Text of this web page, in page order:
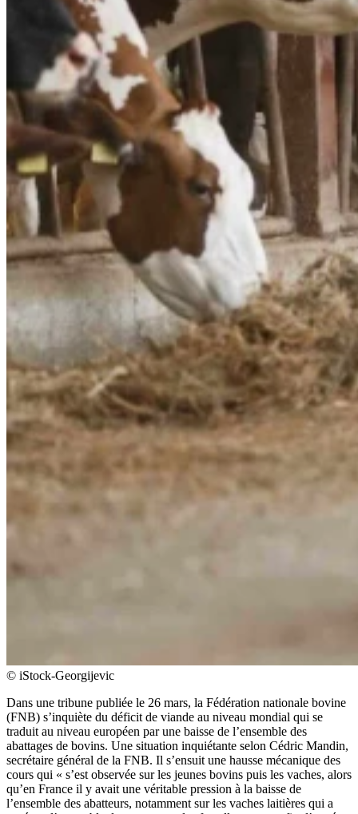
© iStock-Georgijevic
Dans une tribune publiée le 26 mars, la Fédération nationale bovine
(FNB) s’inquiète du déficit de viande au niveau mondial qui se
traduit au niveau européen par une baisse de l’ensemble des
abattages de bovins. Une situation inquiétante selon Cédric Mandin,
secrétaire général de la FNB. Il s’ensuit une hausse mécanique des
cours qui « s’est observée sur les jeunes bovins puis les vaches, alors
qu’en France il y avait une véritable pression à la baisse de
l’ensemble des abatteurs, notamment sur les vaches laitières qui a